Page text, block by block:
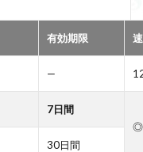
有効期限
—
7日間
◎
30日間